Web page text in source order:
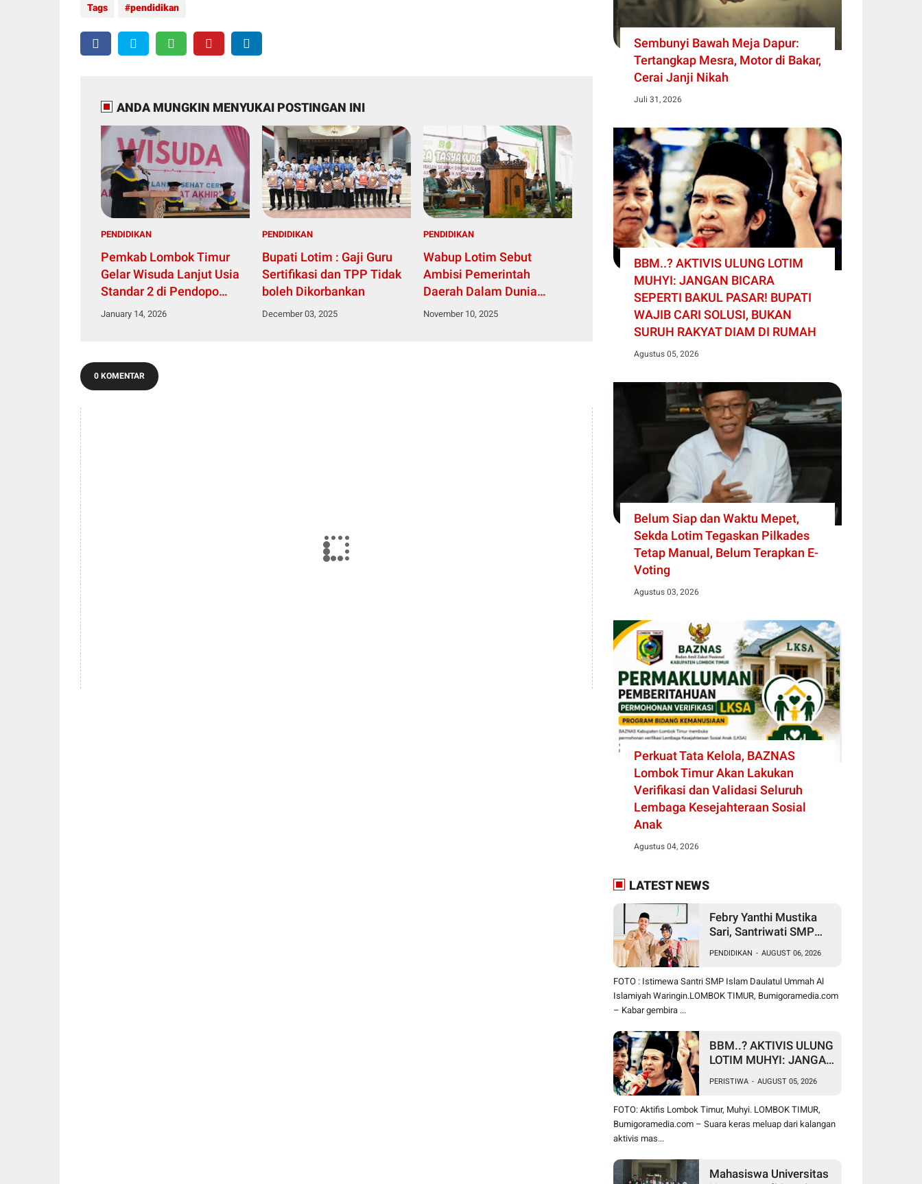
Tags pendidikan
ANDA MUNGKIN MENYUKAI POSTINGAN INI
PENDIDIKAN
Pemkab Lombok Timur
Gelar Wisuda Lanjut Usia
Standar 2 di Pendopo
Bupati
January 14, 2026
PENDIDIKAN
Bupati Lotim : Gaji Guru
Sertifikasi dan TPP Tidak
boleh Dikorbankan
December 03, 2025
PENDIDIKAN
Wabup Lotim Sebut
Ambisi Pemerintah
Daerah Dalam Dunia
Pendidikan
November 10, 2025
0 KOMENTAR
Sembunyi Bawah Meja Dapur:
Tertangkap Mesra, Motor di Bakar,
Cerai Janji Nikah
Juli 31, 2026
BBM..? AKTIVIS ULUNG LOTIM
MUHYI: JANGAN BICARA
SEPERTI BAKUL PASAR! BUPATI
WAJIB CARI SOLUSI, BUKAN
SURUH RAKYAT DIAM DI RUMAH
Agustus 05, 2026
Belum Siap dan Waktu Mepet,
Sekda Lotim Tegaskan Pilkades
Tetap Manual, Belum Terapkan E-
Voting
Agustus 03, 2026
Perkuat Tata Kelola, BAZNAS
Lombok Timur Akan Lakukan
Verifikasi dan Validasi Seluruh
Lembaga Kesejahteraan Sosial
Anak
Agustus 04, 2026
LATEST NEWS
Febry Yanthi Mustika
Sari, Santriwati SMP
Waringin, Ukir Prestasi
Lolos Jambore
Nasional di Cibubur
PENDIDIKAN - AUGUST 06, 2026
FOTO : Istimewa Santri SMP Islam Daulatul Ummah Al
Islamiyah Waringin.LOMBOK TIMUR, Bumigoramedia.com
– Kabar gembira ...
BBM..? AKTIVIS ULUNG
LOTIM MUHYI: JANGAN
BAKUL PASAR! BUPATI
WAJIB CARI SOLUSI,
BUKAN SURUH RAKYAT
DIAM DI RUMAH
PERISTIWA - AUGUST 05, 2026
FOTO: Aktifis Lombok Timur, Muhyi. LOMBOK TIMUR,
Bumigoramedia.com – Suara keras meluap dari kalangan
aktivis mas...
Mahasiswa Universitas